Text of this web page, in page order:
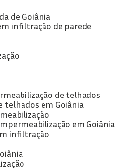
de Goiânia
infiltração de parede
de telhados
telhados em Goiânia
em Goiânia
infiltração